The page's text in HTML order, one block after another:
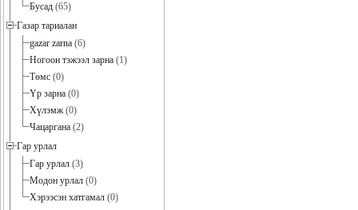
Бусад (65)
Газар тариалан
gazar zarna (6)
Ногоон тэжээл зарна (1)
Төмс (0)
Үр зарна (0)
Хүлэмж(0)
Чацаргана (2)
Гар урлал
Гар урлал (3)
Модон урлал (0)
Хэрээсэн хатгамал (0)